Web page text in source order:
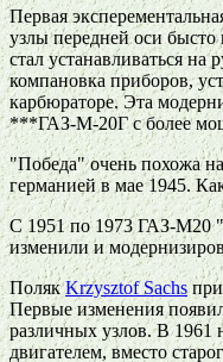
Первая
узлы передней оси бысто
стал устанавливаться
компановка приборов,
карбюраторе. Эта
***ГАЗ-М-20Г с более
"Победа" очень похожа
германией в мае 1945.
С 1951 по 1973 ГАЗ-М20
изменили и
ПолякKrzysztof Sachs
Первые изменения
различных узлов. В
двигателем, вместо